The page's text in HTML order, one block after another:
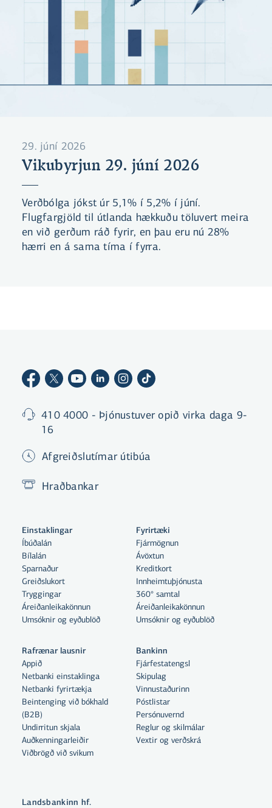
Með því að smella á „Leyfa allar“
samþykkir þú notkun á vefkökum
til þess að auka virkni vefsins,
greina vefnotkun og aðstoða við
29. júní 2026
Vikubyrjun 29. júní 2026
Verðbólga jókst úr 5,1% í 5,2% í júní.
Flugfargjöld til útlanda hækkuðu töluvert meira
en við gerðum ráð fyrir, en þau eru nú 28%
hærri en á sama tíma í fyrra.
410 4000 - Þjónustuver opið virka daga 9-
16
Afgreiðslutímar útibúa
Hraðbankar
Landsbankinn hf.
Einstaklingar
Íbúðalán
Bílalán
Sparnaður
Greiðslukort
Tryggingar
Áreiðanleikakönnun
Umsóknir og eyðublöð
Fyrirtæki
Fjármögnun
Ávöxtun
Kreditkort
Innheimtuþjónusta
360° samtal
Áreiðanleikakönnun
Umsóknir og eyðublöð
Rafrænar lausnir
Appið
Netbanki einstaklinga
Netbanki fyrirtækja
Beintenging við bókhald
(B2B)
Undirritun skjala
Auðkenningarleiðir
Viðbrögð við svikum
Bankinn
Fjárfestatengsl
Skipulag
Vinnustaðurinn
Póstlistar
Persónuvernd
Reglur og skilmálar
Vextir og verðskrá